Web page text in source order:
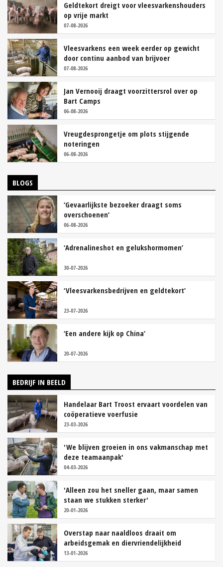
Geldtekort dreigt voor vleesvarkenshouders
op vrije markt
07-08-2026
Vleesvarkens een week eerder op gewicht
door continu aanbod van brijvoer
07-08-2026
Jan Vernooij draagt voorzittersrol over op
Bart Camps
06-08-2026
Vreugdesprongetje om plots stijgende
noteringen
06-08-2026
BLOGS
‘Gevaarlijkste bezoeker draagt soms
overschoenen’
06-08-2026
‘Adrenalineshot en gelukshormomen’
30-07-2026
‘Vleesvarkensbedrijven en geldtekort’
23-07-2026
‘Een andere kijk op China’
20-07-2026
BEDRIJF IN BEELD
Handelaar Bart Troost ervaart voordelen van
coöperatieve voerfusie
23-03-2026
'We blijven groeien in ons vakmanschap met
deze teamaanpak'
04-03-2026
'Alleen zou het sneller gaan, maar samen
staan we stukken sterker'
20-01-2026
Overstap naar naaldloos draait om
arbeidsgemak en diervriendelijkheid
13-01-2026